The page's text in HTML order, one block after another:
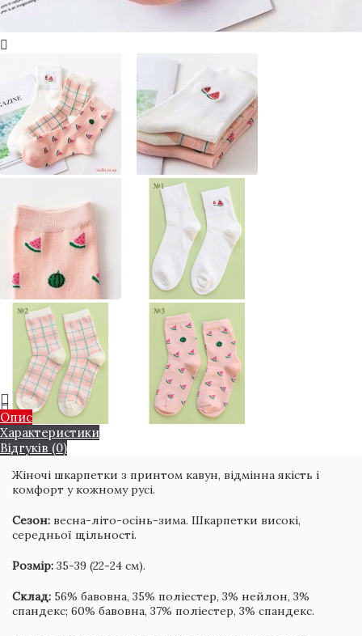
Опис
Характеристики
Відгуків (0)
Жіночі шкарпетки з принтом кавун, відмінна якість і
комфорт у кожному русі.
Сезон: весна-літо-осінь-зима. Шкарпетки високі,
середньої щільності.
Розмір: 35-39 (22-24 см).
Склад: 56% бавовна, 35% поліестер, 3% нейлон, 3%
спандекс; 60% бавовна, 37% поліестер, 3% спандекс.